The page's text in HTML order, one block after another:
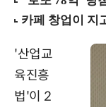
'산업교
육진흥
법'이 2